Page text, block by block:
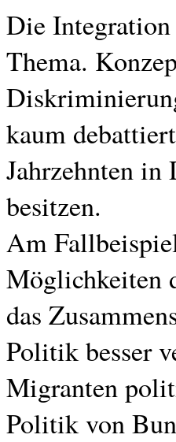
Die
Thema.
kaum
Jahrzehnten in
besitzen.
Am
Möglichkeiten
das
Politik besser
Migranten
Politik von